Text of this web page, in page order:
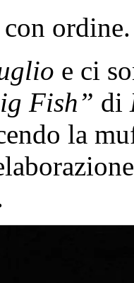
ordine.
e ci
Fish” di
la